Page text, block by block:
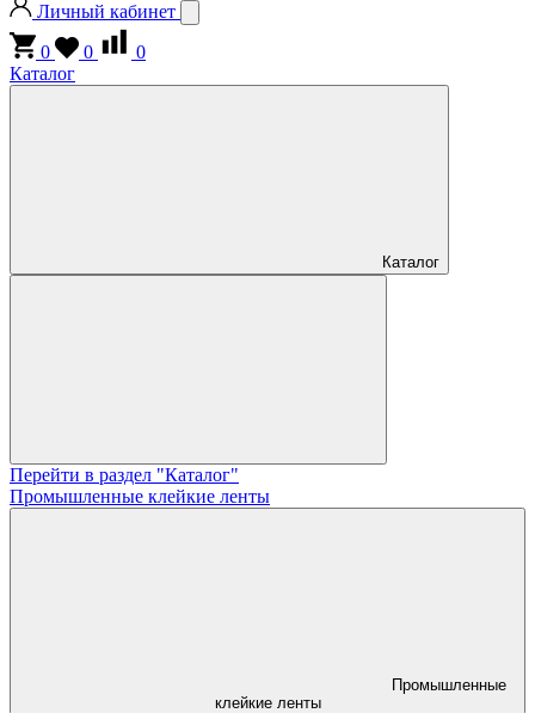
Личный кабинет
0
0
0
Каталог
Каталог
Перейти в раздел "Каталог"
Промышленные клейкие ленты
Промышленные
клейкие ленты